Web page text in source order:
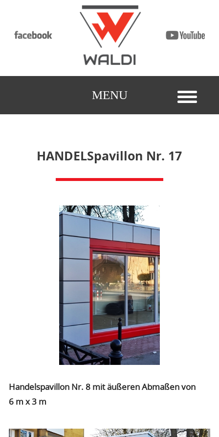
MENU
HANDELSpavillon Nr. 17
Handelspavillon Nr. 8 mit äußeren Abmaßen von
6 m x 3 m